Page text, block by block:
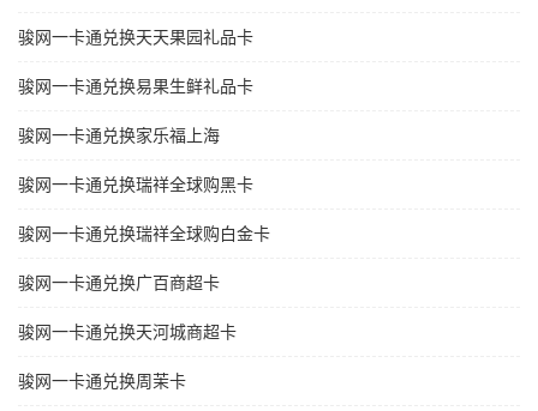
骏网一卡通兑换天天果园礼品卡
骏网一卡通兑换易果生鲜礼品卡
骏网一卡通兑换家乐福上海
骏网一卡通兑换瑞祥全球购黑卡
骏网一卡通兑换瑞祥全球购白金卡
骏网一卡通兑换广百商超卡
骏网一卡通兑换天河城商超卡
骏网一卡通兑换周茉卡